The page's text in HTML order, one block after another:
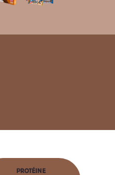
PROTÉINE